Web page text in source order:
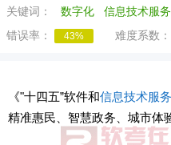
关键词：
数字化 信息技术服务
错误率：
43% 难度系数：
《"十四五”软件和信息技术服务
精准惠民、智慧政务、城市体